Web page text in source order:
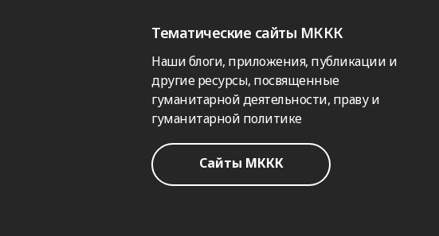
Тематические сайты МККК
Наши блоги, приложения, публикации и
другие ресурсы, посвященные
гуманитарной деятельности, праву и
гуманитарной политике
Сайты МККК